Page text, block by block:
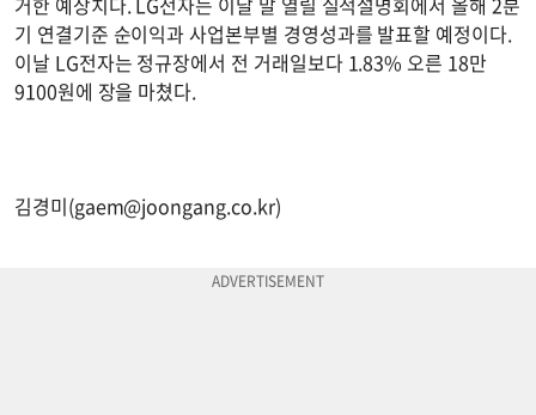
기 연결기준 순이익과 사업본부별 경영성과를 발표할 예정이다.
이날 LG전자는 정규장에서 전 거래일보다 1.83% 오른 18만
9100원에 장을 마쳤다.
김경미(gaem@joongang.co.kr)